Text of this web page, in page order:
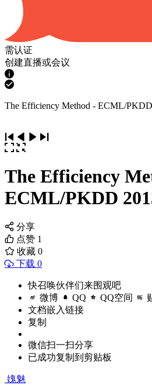
需认证
创建直播或会议
The Efficiency Method - ECML/
The Efficiency
ECML/PKDD
分享
点赞 1
收藏 0
下载 0
快召唤伙伴们来围观吧
微博 QQ QQ空间
文档嵌入链接
复制
微信扫一扫分享
已成功复制到剪贴板
媿魅